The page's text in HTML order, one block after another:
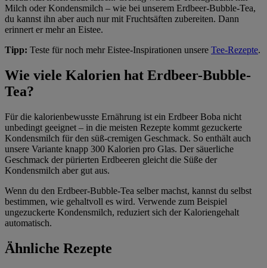
Milch oder Kondensmilch – wie bei unserem Erdbeer-Bubble-Tea,
du kannst ihn aber auch nur mit Fruchtsäften zubereiten. Dann
erinnert er mehr an Eistee.
Tipp: Teste für noch mehr Eistee-Inspirationen unsere Tee-Rezepte.
Wie viele Kalorien hat Erdbeer-Bubble-
Tea?
Für die kalorienbewusste Ernährung ist ein Erdbeer Boba nicht
unbedingt geeignet – in die meisten Rezepte kommt gezuckerte
Kondensmilch für den süß-cremigen Geschmack. So enthält auch
unsere Variante knapp 300 Kalorien pro Glas. Der säuerliche
Geschmack der pürierten Erdbeeren gleicht die Süße der
Kondensmilch aber gut aus.
Wenn du den Erdbeer-Bubble-Tea selber machst, kannst du selbst
bestimmen, wie gehaltvoll es wird. Verwende zum Beispiel
ungezuckerte Kondensmilch, reduziert sich der Kaloriengehalt
automatisch.
Ähnliche Rezepte